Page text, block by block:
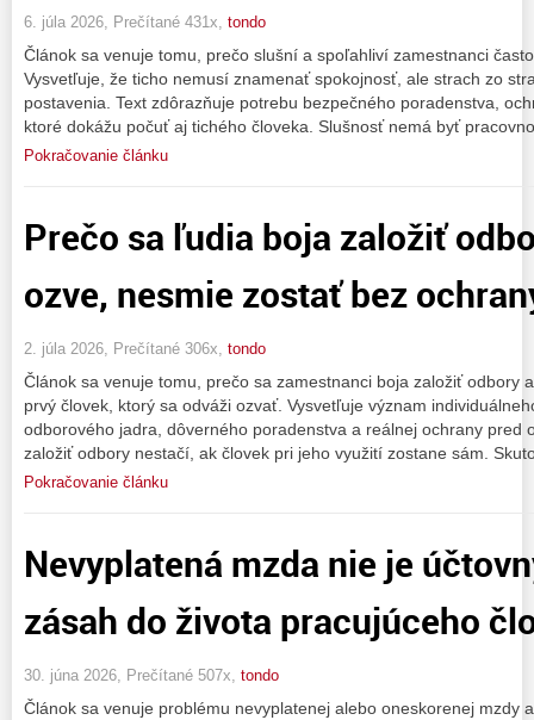
6. júla 2026, Prečítané 431x, tondo
Článok sa venuje tomu, prečo slušní a spoľahliví zamestnanci
Vysvetľuje, že ticho nemusí znamenať spokojnosť, ale strach zo
postavenia. Text zdôrazňuje potrebu bezpečného poradenstva,
ktoré dokážu počuť aj tichého človeka. Slušnosť nemá byť
Pokračovanie článku
Prečo sa ľudia boja založiť
ozve, nesmie zostať bez
2. júla 2026, Prečítané 306x, tondo
Článok sa venuje tomu, prečo sa zamestnanci boja založiť odbory
prvý človek, ktorý sa odváži ozvať. Vysvetľuje význam
odborového jadra, dôverného poradenstva a reálnej ochrany pred
založiť odbory nestačí, ak človek pri jeho využití zostane sám.
Pokračovanie článku
Nevyplatená mzda nie je
zásah do života pracujúceho
30. júna 2026, Prečítané 507x, tondo
Článok sa venuje problému nevyplatenej alebo oneskorenej mzdy